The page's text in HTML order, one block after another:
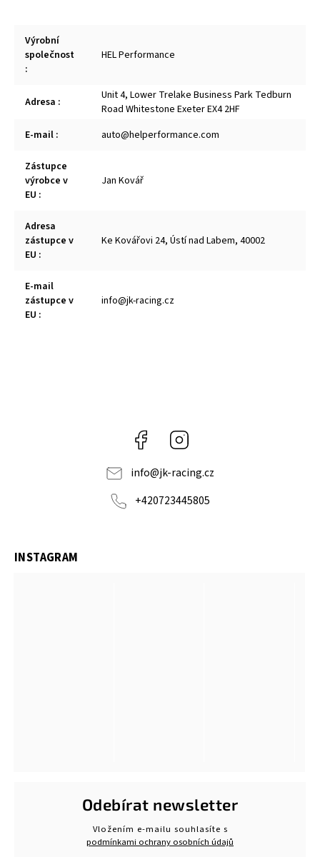
Výrobní
společnost
:
HEL Performance
Adresa :
Unit 4, Lower Trelake Business Park Tedburn
Road Whitestone Exeter EX4 2HF
E-mail : auto@helperformance.com
Zástupce
výrobce v
EU :
Jan Kovář
Adresa
zástupce v
EU :
Ke Kovářovi 24, Ústí nad Labem, 40002
E-mail
zástupce v
EU :
info@jk-racing.cz
Facebook
info@jk-racing.cz
+420723445805
INSTAGRAM
Odebírat newsletter
Vložením e-mailu souhlasíte s
podmínkami ochrany osobních údajů